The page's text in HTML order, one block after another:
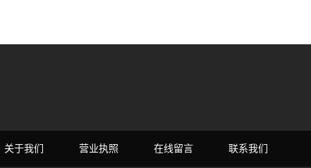
关于我们 营业执照 在线留言 联系我们